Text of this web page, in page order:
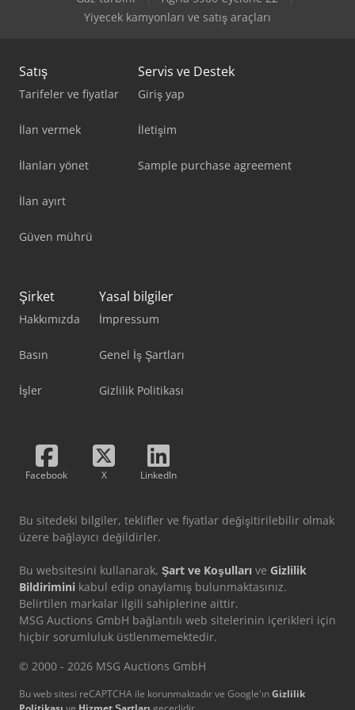
Weinbrenner Tsv 6/3050
Yiyecek kamyonları ve satış araçları
Satış
Tarifeler ve fiyatlar
İlan vermek
İlanları yönet
İlan ayırt
Güven mührü
Servis ve Destek
Giriş yap
İletişim
Sample purchase agreement
Şirket
Hakkımızda
Basın
İşler
Yasal bilgiler
İmpressum
Genel İş Şartları
Gizlilik Politikası
Facebook X LinkedIn
Bu sitedeki bilgiler, teklifler ve fiyatlar değişitirilebilir olmak
üzere bağlayıcı değildirler.
Bu websitesini kullanarak, Şart ve Koşulları ve Gizlilik
Bildirimini kabul edip onaylamış bulunmaktasınız.
Belirtilen markalar ilgili sahiplerine aittir.
MSG Auctions GmbH bağlantılı web sitelerinin içerikleri için
hiçbir sorumluluk üstlenmemektedir.
© 2000 - 2026 MSG Auctions GmbH
Bu web sitesi reCAPTCHA ile korunmaktadır ve Google'ınGizlilik